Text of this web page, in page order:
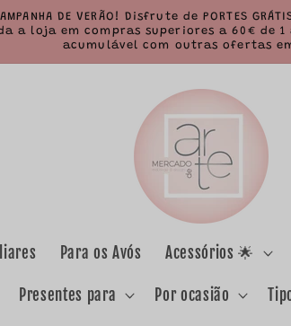
DE VERÃO! Disfrute de PORTES
a loja em compras superiores a 60€ de 1
acumulável com outras ofertas
Para os Avós Acessórios 🌟
Presentes para Por ocasião